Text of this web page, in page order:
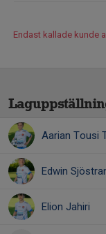
Endast kallade kunde
Aarian Tousi
Edwin
Elion Jahiri